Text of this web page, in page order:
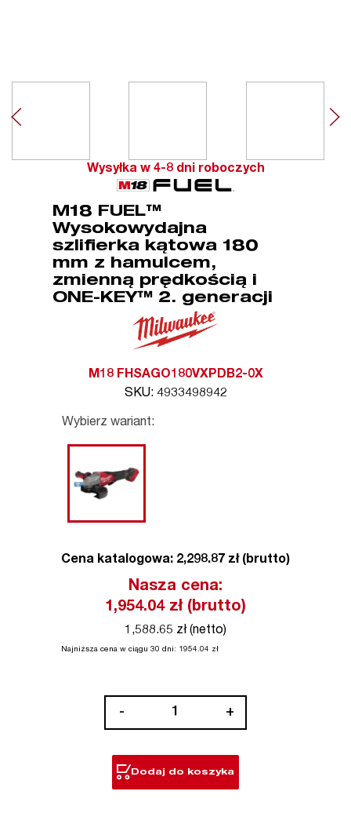
Wysyłka w 4-8 dni roboczych
M18 FUEL™
Wysokowydajna
szlifierka kątowa 180
mm z hamulcem,
zmienną prędkością i
ONE-KEY™ 2. generacji
M18 FHSAGO180VXPDB2-0X
SKU: 4933498942
Wybierz wariant:
Cena katalogowa: 2,298.87 zł (brutto)
Nasza cena:
1,954.04zł (brutto)
1,588.65 zł (netto)
Najniższa cena w ciągu 30 dni: 1954.04 zł
-
Wysokowydajna
szlifierka
+
Dodaj do koszyka